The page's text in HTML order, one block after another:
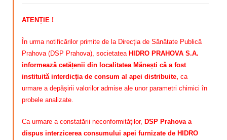
ATENȚIE !
În urma notificărilor primite de la Direcția de Sănătate Publică
Prahova (DSP Prahova), societatea HIDRO PRAHOVA S.A.
informează cetățenii din localitatea Mănești că a fost
instituită interdicția de consum al apei distribuite, ca
urmare a depășirii valorilor admise ale unor parametri chimici în
probele analizate.
Ca urmare a constatării neconformităților, DSP Prahova a
dispus interzicerea consumului apei furnizate de HIDRO